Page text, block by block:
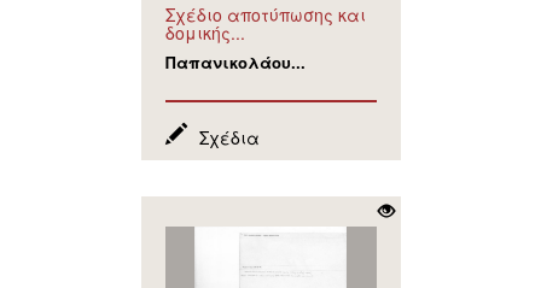
Σχέδιο αποτύπωσης και
δομικής...
Παπανικολάου...
Σχέδια